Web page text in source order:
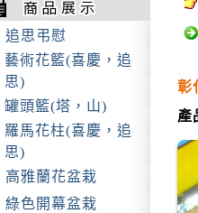
追思弔慰
藝術花籃(喜慶，追
思)
罐頭籃(塔，山)
羅馬花柱(喜慶，追
思)
高雅蘭花盆栽
綠色開幕盆栽
彰
產